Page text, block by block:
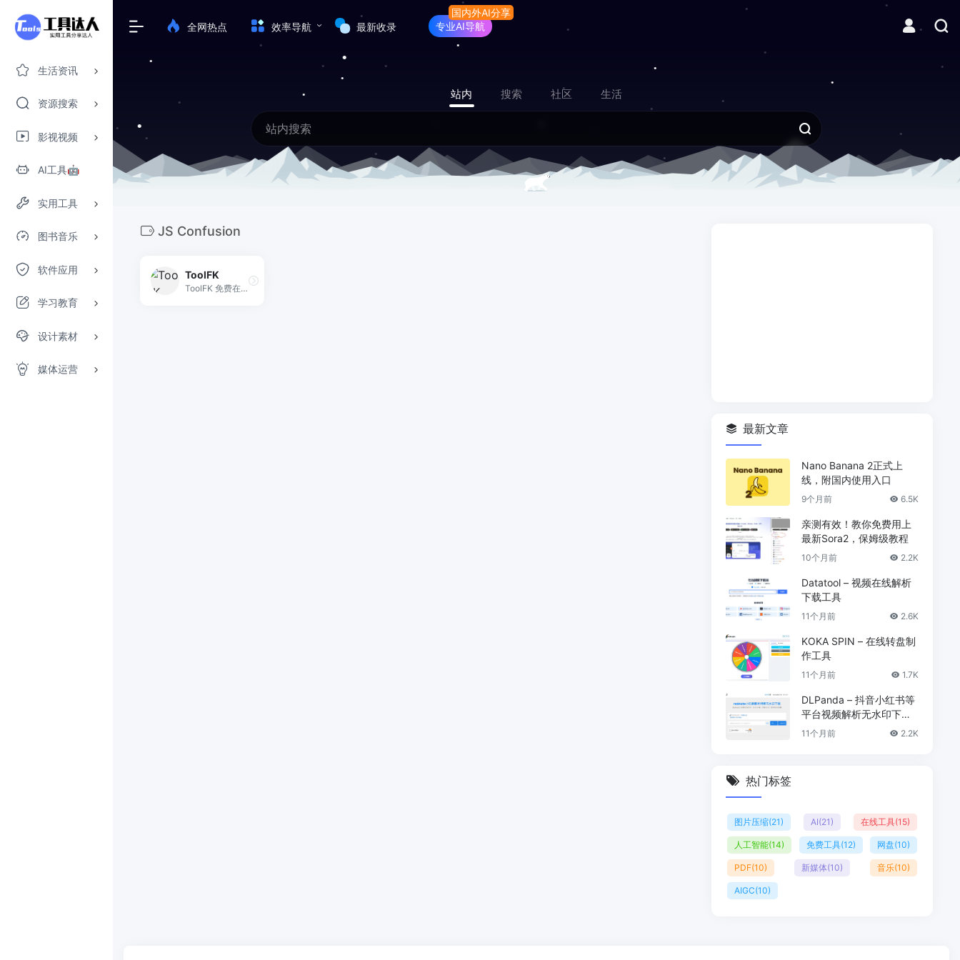
生活资讯
资源搜索
影视视频
AI工具🤖
实用工具
图书音乐
软件应用
学习教育
设计素材
媒体运营
全网热点 效率导航 最新收录 专业AI导航
站内 搜索 社区 生活
JS Confusion
ToolFK
ToolFK 免费在线开发工具
最新文章
Nano Banana 2正式上
线，附国内使用入口
9个月前 6.5K
亲测有效！教你免费用上
最新Sora2，保姆级教程
10个月前 2.2K
Datatool – 视频在线解析
下载工具
11个月前 2.6K
KOKA SPIN – 在线转盘制
作工具
11个月前 1.7K
DLPanda – 抖音小红书等
平台视频解析无水印下载
工具
11个月前 2.2K
热门标签
图片压缩(21) AI(21) 在线工具(15)
人工智能(14) 免费工具(12) 网盘(10)
PDF(10) 新媒体(10) 音乐(10)
AIGC(10)